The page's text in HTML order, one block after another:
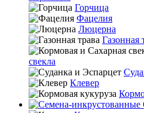
Горчица
Фацелия
Люцерна
Газонная
свекла
Клевер